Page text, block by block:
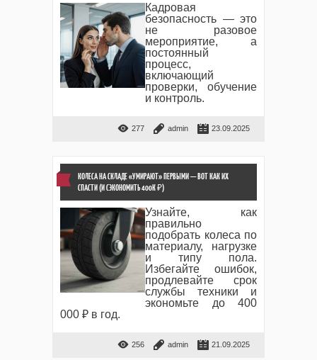
Кадровая
безопасность — это
не разовое
мероприятие, а
постоянный
процесс,
включающий
проверки, обучение
и контроль.
277 admin 23.09.2025
КОЛЕСА НА СКЛАДЕ «УМИРАЮТ» ПЕРВЫМИ — ВОТ КАК ИХ
СПАСТИ (И СЭКОНОМИТЬ 400К ₽)
Узнайте, как
правильно
подобрать колеса по
материалу, нагрузке
и типу пола.
Избегайте ошибок,
продлевайте срок
службы техники и
экономьте до 400
000 ₽ в год.
256 admin 21.09.2025